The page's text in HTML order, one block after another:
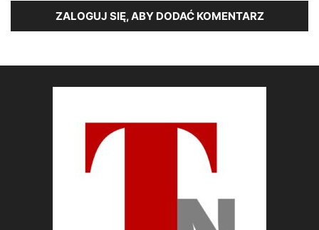
ZALOGUJ SIĘ, ABY DODAĆ KOMENTARZ